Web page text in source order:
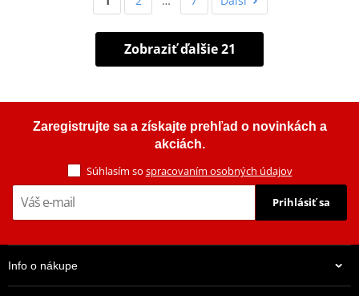
Zobraziť ďalšie 21
Zaregistrujte sa a získajte prehľad o novinkách a
akciách.
Súhlasím so spracovaním osobných údajov
Prihlásiť sa
Info o nákupe